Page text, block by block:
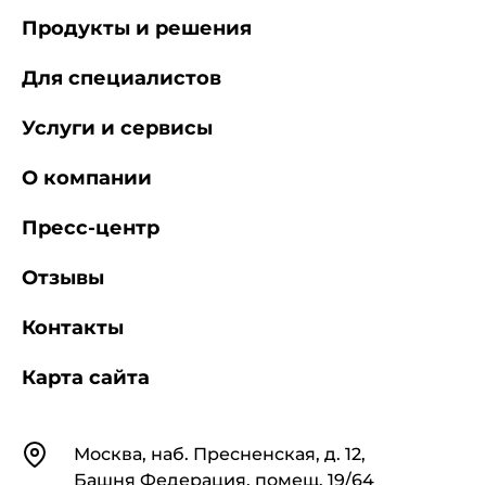
КонтактыМосква, наб. Пресненская, д. 12,
Башня Федерация, помещ. 19/64
Продукты и решения
Для специалистов
Услуги и сервисы
О компании
Пресс-центр
Отзывы
Контакты
Карта сайта